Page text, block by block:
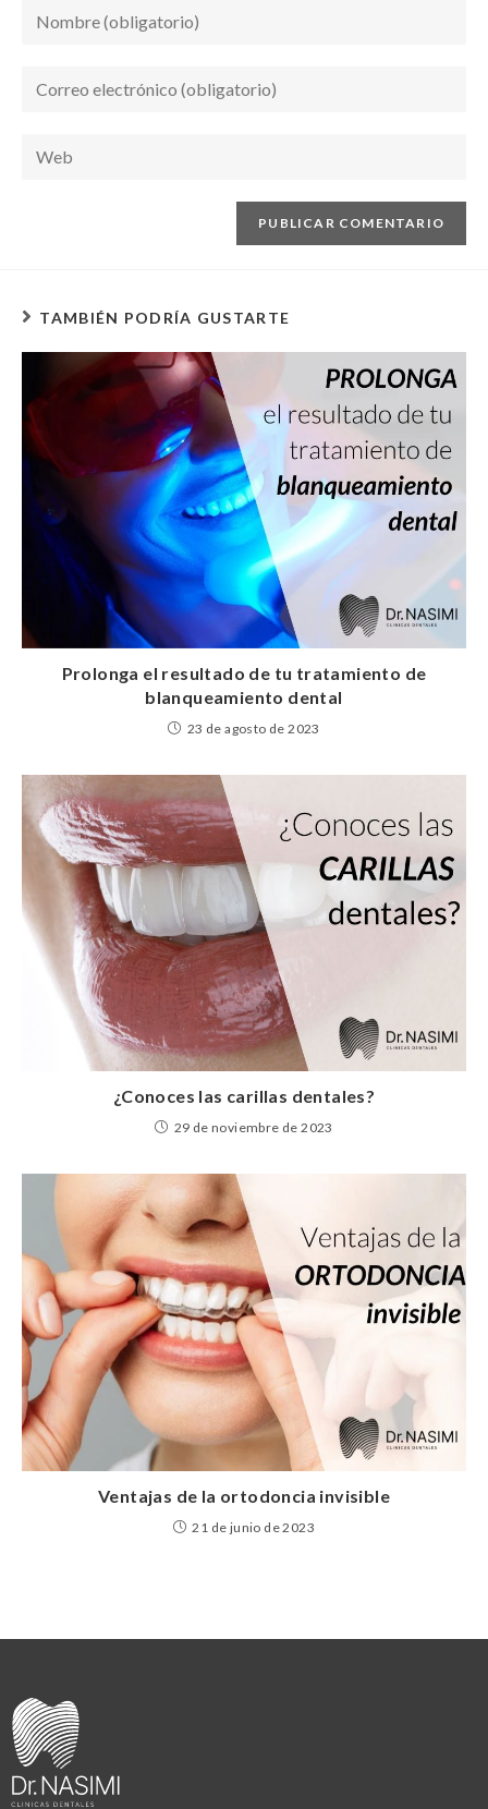
TAMBIÉN PODRÍA GUSTARTE
Prolonga el resultado de tu tratamiento de
blanqueamiento dental
23 de agosto de 2023
¿Conoces las carillas dentales?
29 de noviembre de 2023
Ventajas de la ortodoncia invisible
21 de junio de 2023